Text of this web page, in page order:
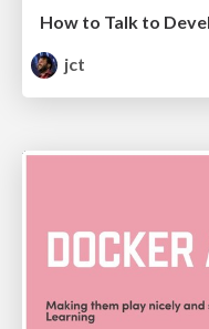
How to Talk to
jct